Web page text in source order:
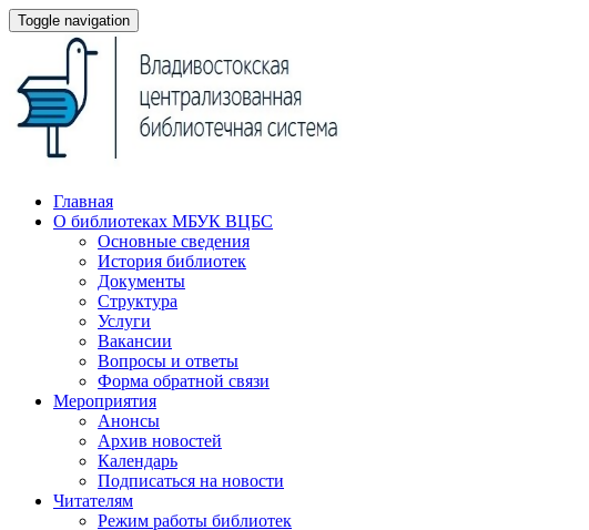
Toggle navigation
Главная
О библиотеках МБУК ВЦБС
Основные сведения
История библиотек
Документы
Структура
Услуги
Вакансии
Вопросы и ответы
Форма обратной связи
Мероприятия
Анонсы
Архив новостей
Календарь
Подписаться на новости
Читателям
Режим работы библиотек